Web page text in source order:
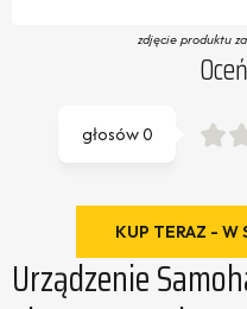
zdjęcie produktu
głosów0
KUP TERAZ -
Urządzenie